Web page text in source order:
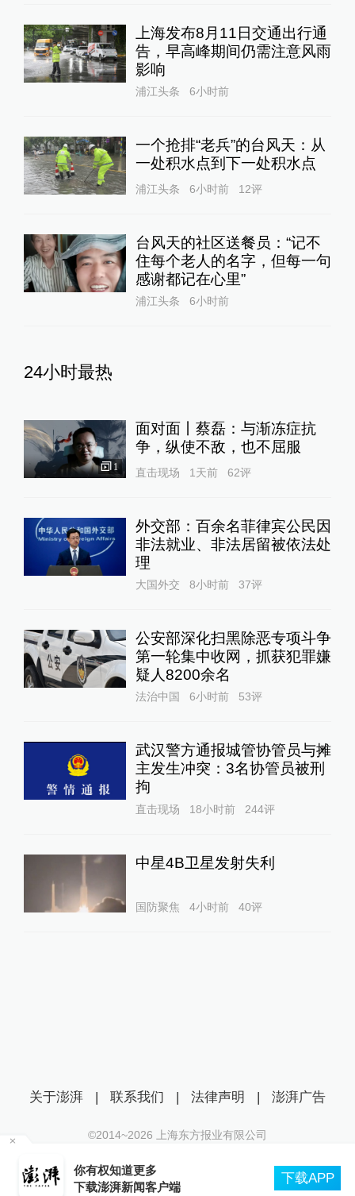
上海发布8月11日交通出行通
告，早高峰期间仍需注意风雨
影响
浦江头条 6小时前
一个抢排“老兵”的台风天：从
一处积水点到下一处积水点
浦江头条 6小时前 12评
台风天的社区送餐员：“记不
住每个老人的名字，但每一句
感谢都记在心里”
浦江头条 6小时前
24小时最热
1
面对面丨蔡磊：与渐冻症抗
争，纵使不敌，也不屈服
直击现场 1天前 62评
外交部：百余名菲律宾公民因
非法就业、非法居留被依法处
理
大国外交 8小时前 37评
公安部深化扫黑除恶专项斗争
第一轮集中收网，抓获犯罪嫌
疑人8200余名
法治中国 6小时前 53评
武汉警方通报城管协管员与摊
主发生冲突：3名协管员被刑
拘
直击现场 18小时前 244评
中星4B卫星发射失利
国防聚焦 4小时前 40评
你有权知道更多
下载澎湃新闻客户端
下载APP
关于澎湃 | 联系我们 | 法律声明 | 澎湃广告
©2014~2026 上海东方报业有限公司
互联网新闻信息服务许可证：31120170006